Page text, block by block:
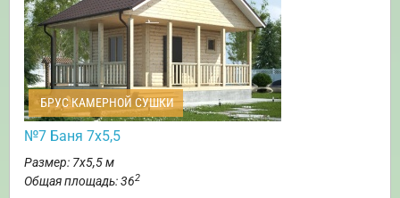
БРУС КАМЕРНОЙ СУШКИ
№7 Баня 7х5,5
Размер: 7х5,5 м
Общая площадь: 362